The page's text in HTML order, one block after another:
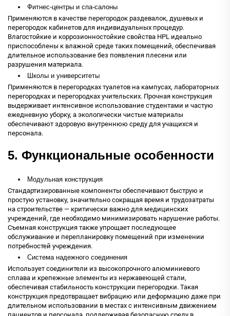
Фитнес-центры и спа-салоны
Применяются в качестве перегородок раздевалок, душевых и
перегородок кабинетов для индивидуальных процедур.
Влагостойкие и коррозионностойкие свойства HPL идеально
приспособлены к влажной среде таких помещений, обеспечивая
длительное использование без появления плесени или
разрушения материала.
Школы и университеты
Применяются в перегородках туалетов на кампусах, лабораторных
перегородках и перегородках учительских. Прочная конструкция
выдерживает интенсивное использование студентами и частую
ежедневную уборку, а экологически чистые материалы
обеспечивают здоровую внутреннюю среду для учащихся и
персонала.
5. Функциональные особенности
Модульная конструкция
Стандартизированные компоненты обеспечивают быструю и
простую установку, значительно сокращая время и трудозатраты
на строительстве — критически важно для медицинских
учреждений, где необходимо минимизировать нарушение работы.
Съемная конструкция также упрощает последующее
обслуживание и перепланировку помещений при изменении
потребностей учреждения.
Система надежного соединения
Использует соединители из высокопрочного алюминиевого
сплава и крепежные элементы из нержавеющей стали,
обеспечивая стабильность конструкции перегородки. Такая
конструкция предотвращает вибрацию или деформацию даже при
длительном использовании в местах с интенсивным движением